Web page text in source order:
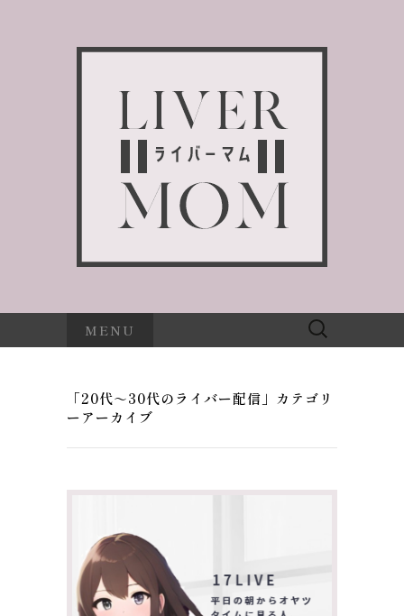
MENU
検
索:
「20代～30代のライバー配信」カテゴリ
ーアーカイブ